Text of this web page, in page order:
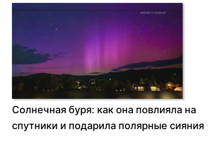
Солнечная буря: как она повлияла на
спутники и подарила полярные сияния